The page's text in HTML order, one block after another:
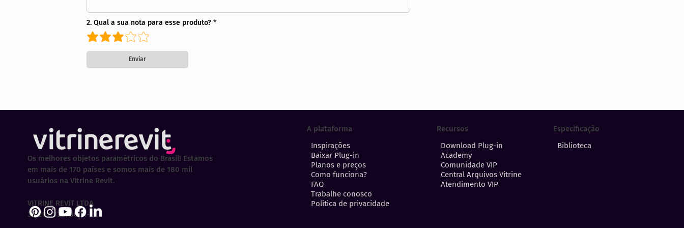
2. Qual a sua nota para esse produto?
Enviar
A plataforma
Inspirações
Baixar Plug-in
Planos e preços
Como funciona?
FAQ
Trabalhe conosco
Política de privacidade
Recursos
Download Plug-in
Academy
Comunidade VIP
Central Arquivos Vitrine
Atendimento VIP
Especificação
Biblioteca
Os melhores objetos paramétricos do Brasil! Estamos
em mais de 170 países e somos mais de 180 mil
usuários na Vitrine Revit.
VITRINE REVIT LTDA
30.202.323/0001-29